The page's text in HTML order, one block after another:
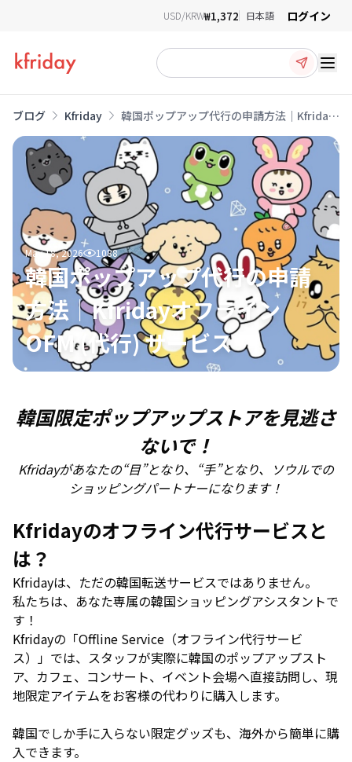
USD/KRW₩1,372 日本語 ログイン
ブログ Kfriday
韓国ポップアップ代行の申請方法｜Kfriday
May 18, 2026 1088
韓国ポップアップ代行の申請
方法｜Kfridayオフライン
OFM (代行) サービス
韓国限定ポップアップストアを見逃さ
ないで！
Kfridayがあなたの“目”となり、“手”となり、ソウルでの
ショッピングパートナーになります！
Kfridayのオフライン代行サービスと
は？
Kfridayは、ただの韓国転送サービスではありません。
私たちは、あなた専属の韓国ショッピングアシスタントで
す！
Kfridayの「Offline Service（オフライン代行サービ
ス）」では、スタッフが実際に韓国のポップアップスト
ア、カフェ、コンサート、イベント会場へ直接訪問し、現
地限定アイテムをお客様の代わりに購入します。
韓国でしか手に入らない限定グッズも、海外から簡単に購
入できます。